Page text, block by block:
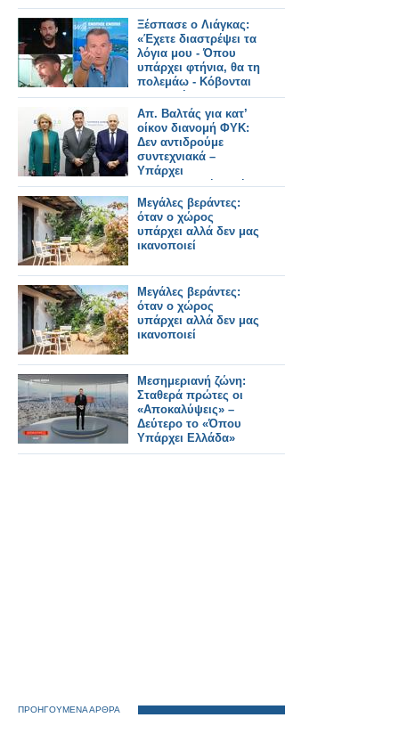
Ξέσπασε ο Λιάγκας:
«Έχετε διαστρέψει τα
λόγια μου - Όπου
υπάρχει φτήνια, θα τη
πολεμάω - Κόβονται
εκπομπές και δεν
αντικαθίστανται
Απ. Βαλτάς για κατ’
οίκον διανομή ΦΥΚ:
Δεν αντιδρούμε
συντεχνιακά –
Υπάρχει
φαρμακευτική αρχή
και πρακτική
Μεγάλες βεράντες:
όταν ο χώρος
υπάρχει αλλά δεν μας
ικανοποιεί
Μεγάλες βεράντες:
όταν ο χώρος
υπάρχει αλλά δεν μας
ικανοποιεί
Μεσημεριανή ζώνη:
Σταθερά πρώτες οι
«Αποκαλύψεις» –
Δεύτερο το «Όπου
Υπάρχει Ελλάδα»
ΠΡΟΗΓΟΥΜΕΝΑ ΑΡΘΡΑ